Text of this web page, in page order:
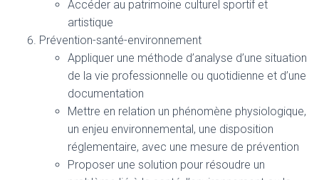
Accéder au patrimoine culturel sportif et
artistique
Prévention-santé-environnement
Appliquer une méthode d’analyse d’une situation
de la vie professionnelle ou quotidienne et d’une
documentation
Mettre en relation un phénomène physiologique,
un enjeu environnemental, une disposition
réglementaire, avec une mesure de prévention
Proposer une solution pour résoudre un